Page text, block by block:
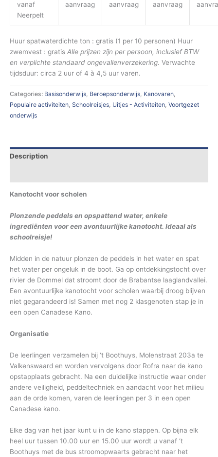
vanaf
Neerpelt
aanvraag
aanvraag
aanvraag
Huur spatwaterdichte ton : gratis (1 per 10 personen) Huur
zwemvest : gratis Alle prijzen zijn per persoon, inclusief BTW
en verplichte standaard ongevallenverzekering. Verwachte
tijdsduur: circa 2 uur of 4 à 4,5 uur varen.
Categories: Basisonderwijs Beroepsonderwijs Kanovaren
Populaire activiteiten Schoolreisjes Uitjes - Activiteiten Voortgezet
onderwijs
Description
Kanotocht voor scholen
Plonzende peddels en opspattend water, enkele
ingrediënten voor een avontuurlijke kanotocht. Ideaal als
schoolreisje!
Midden in de natuur plonzen de peddels in het water en spat
het water per ongeluk in de boot. Ga op ontdekkingstocht over
rivier de Dommel dat stroomt door de Brabantse laaglandvallei.
Een avontuurlijke kanotocht voor scholen waarbij droog blijven
niet gegarandeerd is! Samen met nog 2 klasgenoten stap je in
een open Canadese Kano.
Organisatie
De leerlingen verzamelen bij ‘t Boothuys, Molenstraat 203a te
Valkenswaard en worden vervolgens door Rofra naar de kano
opstapplaats gebracht. Na een duidelijke instructie waar onder
andere veiligheid, peddeltechniek en aandacht voor het milieu
aan de orde komen, varen de leerlingen per 3 in een open
Canadese kano.
Elke dag van het jaar kunt u in de kano stappen. Op bijna elk
heel uur tussen 10.00 uur en 15.00 uur wordt u vanaf ‘t
Boothuys met de bus stroomopwaarts gebracht naar het